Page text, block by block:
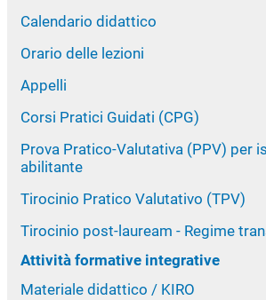
Calendario didattico
Orario delle lezioni
Appelli
Corsi Pratici Guidati (CPG)
Prova Pratico-Valutativa (PPV) per
abilitante
Tirocinio Pratico Valutativo (TPV)
Tirocinio post-lauream - Regime
Attività formative integrative
Materiale didattico / KIRO